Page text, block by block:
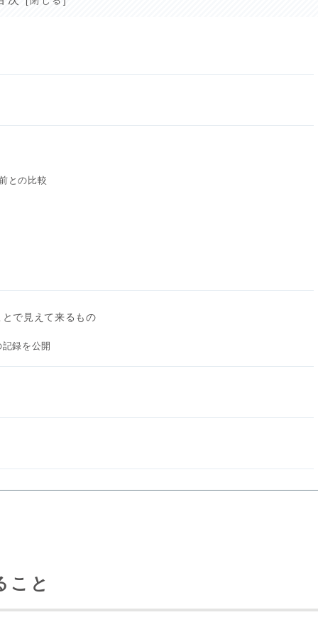
との比較
で見えて来るもの
録を公開
と